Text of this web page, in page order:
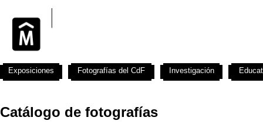
Catálogo de fotografías
Exposiciones Fotografías del CdF Investigación